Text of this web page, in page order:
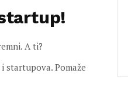
A ti?
Pomaže